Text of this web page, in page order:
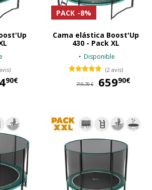
90€
PACK -8%
Cama elástica Boost'Up
430 - Pack XL
Disponible
(2 avis)
719,70 € 65990€